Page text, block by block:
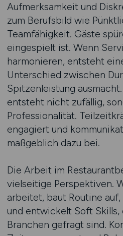
Aufmerksamkeit und
zum Berufsbild wie
Teamfähigkeit. Gäste
eingespielt ist. Wenn
harmonieren, entsteht
Unterschied zwischen
Spitzenleistung
entsteht nicht zufällig,
Professionalität.
engagiert und
maßgeblich dazu bei.
Die Arbeit im
vielseitige Perspektiven.
arbeitet, baut Routine
und entwickelt Soft
Branchen gefragt sind.